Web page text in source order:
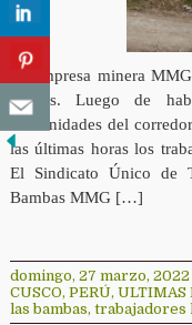
La empresa minera
frentes. Luego de
comunidades del
las últimas horas los
El Sindicato Único de
Bambas MMG […]
domingo, 27 marzo, 2022
CUSCO, PERÚ, ULTIMAS
las bambas, trabajadores